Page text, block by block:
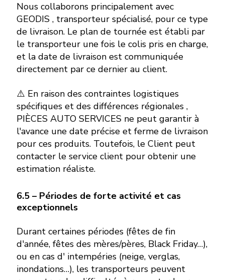
Nous collaborons principalement avec
GEODIS , transporteur spécialisé, pour ce type
de livraison. Le plan de tournée est établi par
le transporteur une fois le colis pris en charge,
et la date de livraison est communiquée
directement par ce dernier au client.
⚠️ En raison des contraintes logistiques
spécifiques et des différences régionales ,
PIÈCES AUTO SERVICES ne peut garantir à
l'avance une date précise et ferme de livraison
pour ces produits. Toutefois, le Client peut
contacter le service client pour obtenir une
estimation réaliste.
6.5 – Périodes de forte activité et cas
exceptionnels
Durant certaines périodes (fêtes de fin
d'année, fêtes des mères/pères, Black Friday…),
ou en cas d' intempéries (neige, verglas,
inondations…), les transporteurs peuvent